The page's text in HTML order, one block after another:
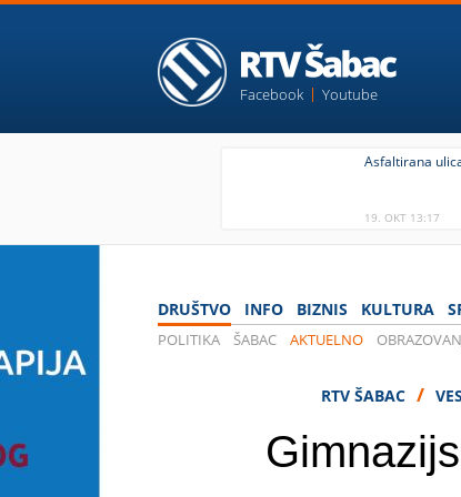
Facebook Youtube
Asfaltirana
19. OKT 13:17
DRUŠTVO INFO BIZNIS KULTURA
POLITIKA ŠABAC AKTUELNO
RTV ŠABAC /